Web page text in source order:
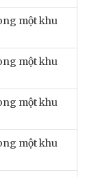
một khu
một khu
một khu
một khu